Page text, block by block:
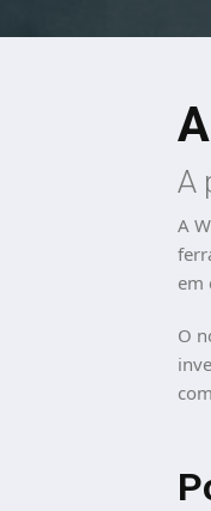
A
A
em
O